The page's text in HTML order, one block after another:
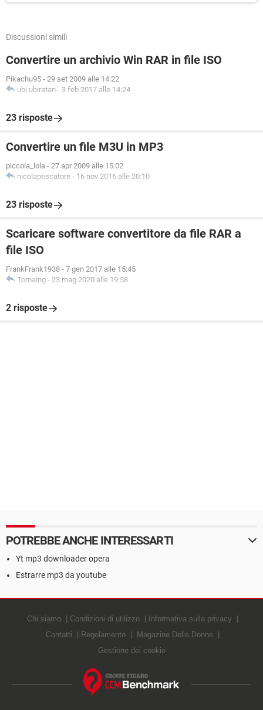
Discussioni simili
Convertire un archivio Win RAR in file ISO
Pikachu95 - 29 set 2009 alle 14:22
ubi ubiratan - 3 feb 2017 alle 14:24
23 risposte
Convertire un file M3U in MP3
piccola_lola - 27 apr 2009 alle 15:02
nicolapescatore - 16 nov 2016 alle 20:10
23 risposte
Scaricare software convertitore da file RAR a
file ISO
FrankFrank1938 - 7 gen 2017 alle 15:45
Tomaing - 23 mag 2020 alle 19:58
2 risposte
POTREBBE ANCHE INTERESSARTI
Yt mp3 downloader opera
Estrarre mp3 da youtube
Chi siamo Condizioni di utilizzo
Informativa sulla privacy
Contatti
Regolamento
Magazine Delle Donne
Gestione dei cookie